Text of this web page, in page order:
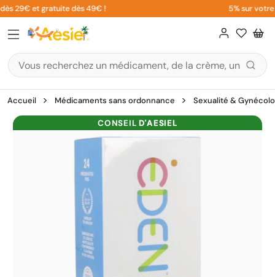
Aller
au
contenu
29€ et gratuite dès 49€ ! 5% sur votre
Accueil Médicaments sans ordonnance Sexualité &
CONSEILD'AESIEL